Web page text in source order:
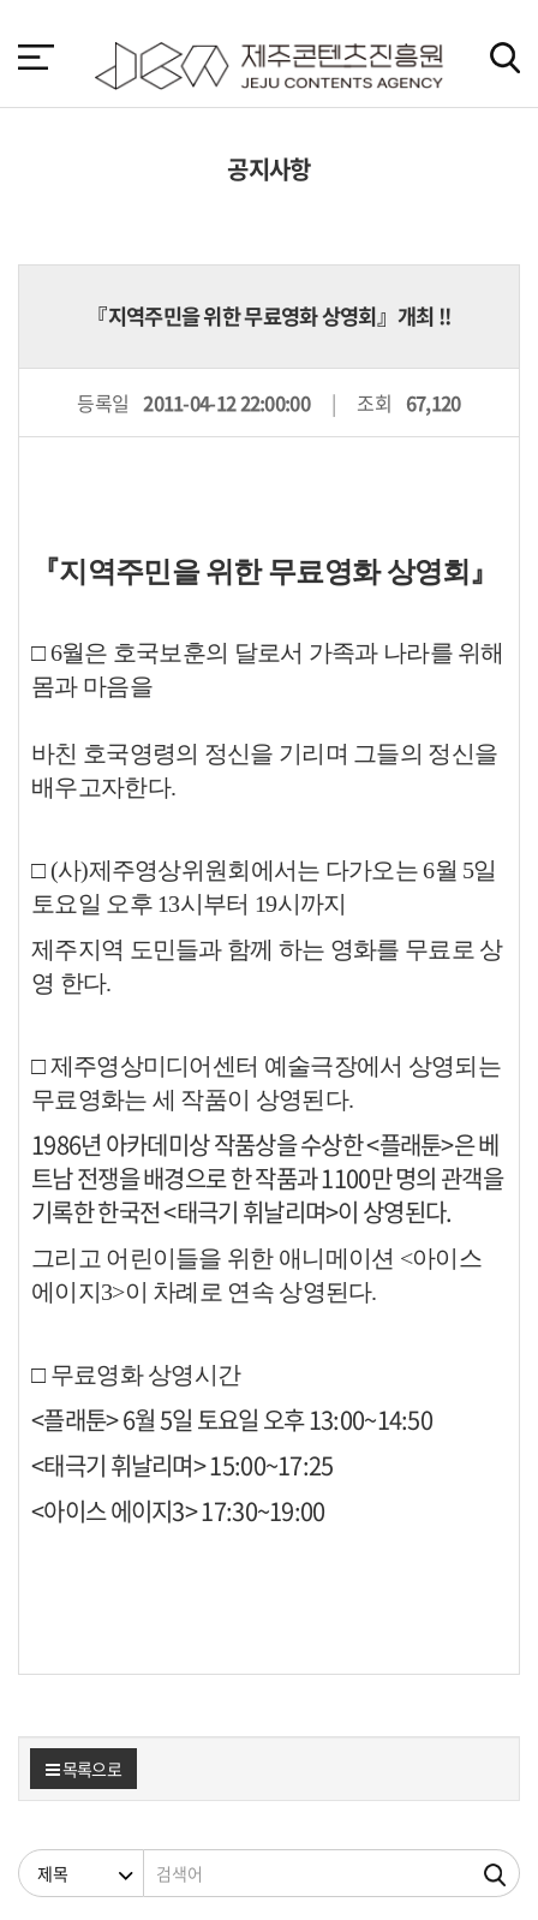
바
가
공지사항
『지역주민을 위한 무료영화 상영회』개최 !!
등록일 2011-04-12 22:00:00 조회 67,120
『지역주민을 위한 무료영화 상영회』
□ 6월은 호국보훈의 달로서 가족과 나라를 위해
몸과 마음을
바친 호국영령의 정신을 기리며 그들의 정신을
배우고자한다.
□ (사)제주영상위원회에서는 다가오는 6월 5일
토요일 오후 13시부터 19시까지
제주지역 도민들과 함께 하는 영화를 무료로 상
영 한다.
□ 제주영상미디어센터 예술극장에서 상영되는
무료영화는 세 작품이 상영된다.
1986년 아카데미상 작품상을 수상한 <플래툰>은 베
트남 전쟁을 배경으로 한 작품과 1100만 명의 관객을
기록한 한국전 <태극기 휘날리며>이 상영된다.
그리고 어린이들을 위한 애니메이션 <아이스
에이지3>이 차례로 연속 상영된다.
□ 무료영화 상영시간
<플래툰> 6월 5일 토요일 오후 13:00~14:50
<태극기 휘날리며> 15:00~17:25
<아이스 에이지3> 17:30~19:00
목록으로
검색조건 검색어